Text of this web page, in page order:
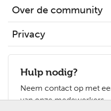
Over de community
Privacy
Hulp nodig?
Neem contact op met
van onze medewerkers.